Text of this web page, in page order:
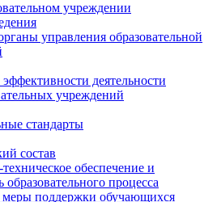
учреждении
управления образовательной
деятельности
учреждений
стандарты
состав
обеспечение и
образовательного процесса
поддержки обучающихся